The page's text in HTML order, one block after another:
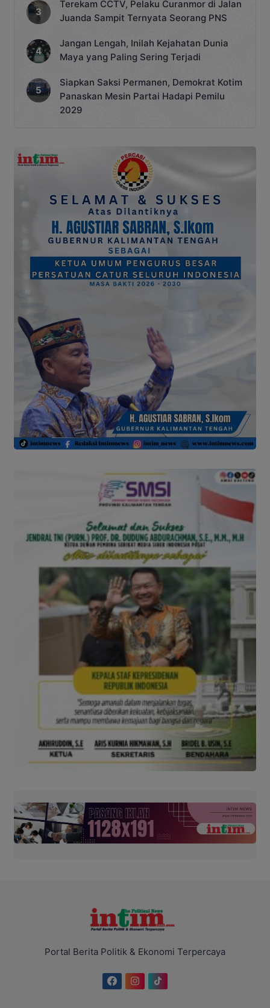
Terekam CCTV, Pelaku Curanmor di Jalan
Juanda Sampit Ternyata Seorang PNS
Jangan Lengah, Inilah Kejahatan Dunia
Maya yang Paling Sering Terjadi
Siapkan Saksi Permanen, Demokrat Kotim
Panaskan Mesin Partai Hadapi Pemilu
2029
Portal Berita Politik & Ekonomi Terpercaya